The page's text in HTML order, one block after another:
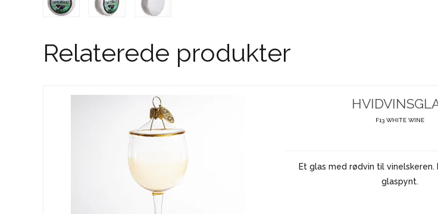
Relaterede produkter
F13 WHITE WINE
Et glas med rødvin til
glaspynt.